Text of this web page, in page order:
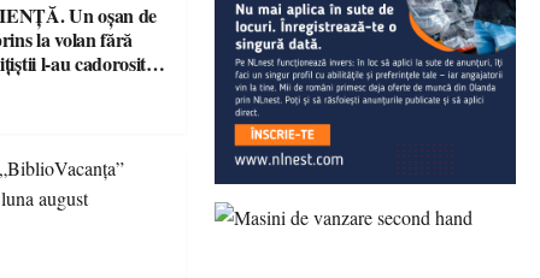
Un oșan de
la volan fără
l-au cadorosit